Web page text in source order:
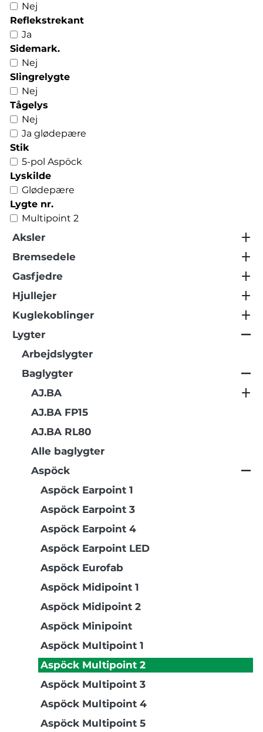
Nej
Reflekstrekant
Ja
Sidemark.
Nej
Slingrelygte
Nej
Tågelys
Nej
Ja glødepære
Stik
5-pol Aspöck
Lyskilde
Glødepære
Lygte nr.
Multipoint 2
Aksler
Bremsedele
Gasfjedre
Hjullejer
Kuglekoblinger
Lygter
Arbejdslygter
Baglygter
AJ.BA
AJ.BA FP15
AJ.BA RL80
Alle baglygter
Aspöck
Aspöck Earpoint 1
Aspöck Earpoint 3
Aspöck Earpoint 4
Aspöck Earpoint LED
Aspöck Eurofab
Aspöck Midipoint 1
Aspöck Midipoint 2
Aspöck Minipoint
Aspöck Multipoint 1
Aspöck Multipoint 2
Aspöck Multipoint 3
Aspöck Multipoint 4
Aspöck Multipoint 5